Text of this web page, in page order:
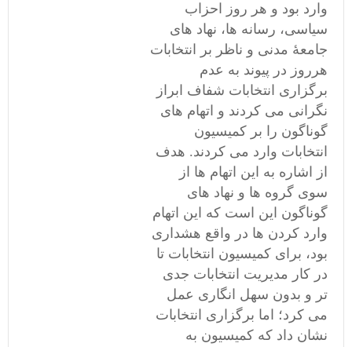
وارد بود و هر روز احزاب
سیاسی، رسانه ها، نهاد های
جامعۀ مدنی و ناظر بر انتخابات
هرروز در پیوند به عدم
برگزاری انتخابات شفاف ابراز
نگرانی می کردند و اتهام های
گوناگون را بر کمیسیون
انتخابات وارد می کردند. هدف
از اشاره به این اتهام ها از
سوی گروه ها و نهاد های
گوناگون این است که این اتهام
وارد کردن ها در واقع هشداری
بود، برای کمیسیون انتخابات تا
در کار مدیریت انتخابات جدی
تر و بدون سهل انگاری عمل
می کرد؛ اما برگزاری انتخابات
نشان داد که کمیسیون به